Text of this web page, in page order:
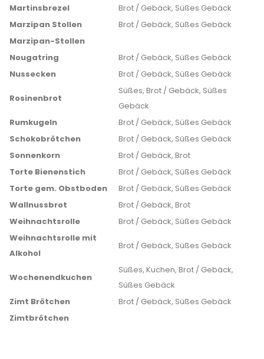
Martinsbrezel
Brot / Gebäck, Süßes Gebäck
Marzipan Stollen
Brot / Gebäck, Süßes Gebäck
Marzipan-Stollen
Nougatring
Brot / Gebäck, Süßes Gebäck
Nussecken
Brot / Gebäck, Süßes Gebäck
Rosinenbrot
Süßes, Brot / Gebäck, Süßes
Gebäck
Rumkugeln
Brot / Gebäck, Süßes Gebäck
Schokobrötchen
Brot / Gebäck, Süßes Gebäck
Sonnenkorn
Brot / Gebäck, Brot
Torte Bienenstich
Brot / Gebäck, Süßes Gebäck
Torte gem. Obstboden
Brot / Gebäck, Süßes Gebäck
Wallnussbrot
Brot / Gebäck, Brot
Weihnachtsrolle
Brot / Gebäck, Süßes Gebäck
Weihnachtsrolle mit
Alkohol
Brot / Gebäck, Süßes Gebäck
Wochenendkuchen
Süßes, Kuchen, Brot / Gebäck,
Süßes Gebäck
Zimt Brötchen
Brot / Gebäck, Süßes Gebäck
Zimtbrötchen